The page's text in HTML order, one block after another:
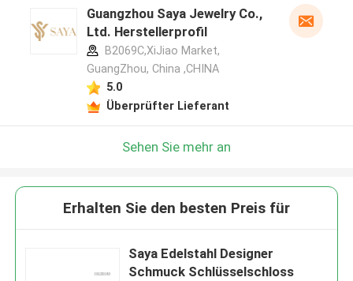
Guangzhou Saya Jewelry Co.,
Ltd. Herstellerprofil
B2069C,XiJiao Market,
GuangZhou, China ,CHINA
5.0
Überprüfter Lieferant
Sehen Sie mehr an
Erhalten Sie den besten Preis für
Saya Edelstahl Designer
Schmuck Schlüsselschloss